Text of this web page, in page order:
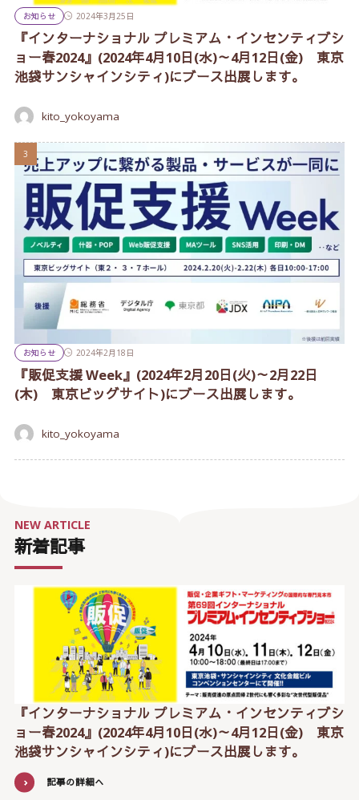
お知らせ 2024年3月25日
『インターナショナル プレミアム・インセンティブシ
ョー春2024』(2024年4月10日(水)～4月12日(金) 東京
池袋サンシャインシティ)にブース出展します。
kito_yokoyama
お知らせ 2024年2月18日
『販促支援 Week』(2024年2月20日(火)～2月22日
(木) 東京ビッグサイト)にブース出展します。
kito_yokoyama
新着記事
NEW ARTICLE
『インターナショナル プレミアム・インセンティブシ
ョー春2024』(2024年4月10日(水)～4月12日(金) 東京
池袋サンシャインシティ)にブース出展します。
記事の詳細へ